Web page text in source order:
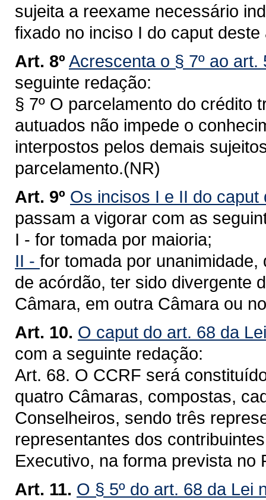
sujeita a reexame necessário
fixado no inciso I do caput deste
Art. 8º Acrescenta o § 7º ao art.
seguinte redação:
§ 7º O parcelamento do crédito
autuados não impede o
interpostos pelos demais
parcelamento.(NR)
Art. 9º Os incisos I e II do caput
passam a vigorar com as
I - for tomada por maioria;
II - for tomada por
de acórdão, ter sido divergente
Câmara, em outra Câmara ou
Art. 10. O caput do art. 68 da
com a seguinte redação:
Art. 68. O CCRF será
quatro Câmaras, compostas,
Conselheiros, sendo três
representantes dos
Executivo, na forma prevista no
Art. 11. O § 5º do art. 68 da Lei